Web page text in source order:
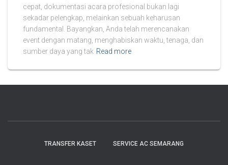
cepat, dokumentasi acara profesional bukan lagi
sekadar pelengkap, melainkan sebuah keharusan
fundamental. Bayangkan, Anda telah merencanakan
event dengan matang, menghabiskan waktu, tenaga, dan
sumber daya yang tak Read more
TRANSFER KASET SERVICE AC SEMARANG